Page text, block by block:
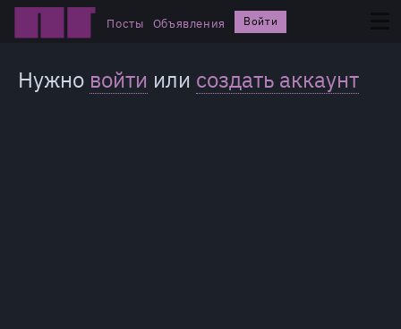
Посты Объявления Войти
Нужно войти или создать аккаунт